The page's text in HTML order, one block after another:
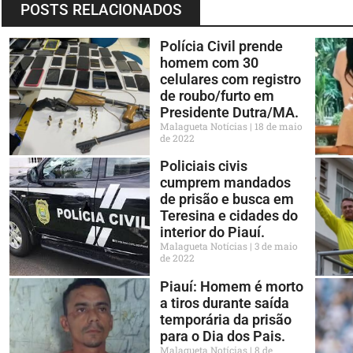
POSTS RELACIONADOS
Polícia Civil prende
homem com 30
celulares com registro
de roubo/furto em
Presidente Dutra/MA.
Malagueta Notícias
18 de maio
de 2022
Policiais civis
cumprem mandados
de prisão e busca em
Teresina e cidades do
interior do Piauí.
Malagueta Notícias 3 de maio
de 2022
Piauí: Homem é morto
a tiros durante saída
temporária da prisão
para o Dia dos Pais.
Malagueta Notícias 8 de